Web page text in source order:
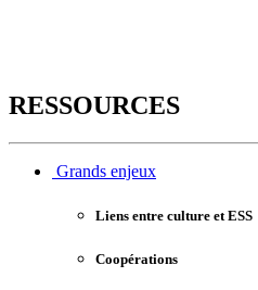
RESSOURCES
Grands enjeux
Liens entre culture et ESS
Coopérations